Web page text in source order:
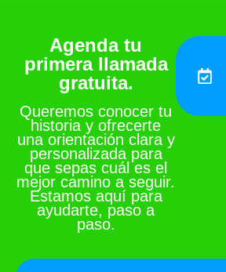
Agenda tu
primera llamada
gratuita.
Queremos conocer tu
historia y ofrecerte
una orientación clara y
personalizada para
que sepas cuál es el
mejor camino a seguir.
Estamos aquí para
ayudarte, paso a
paso.